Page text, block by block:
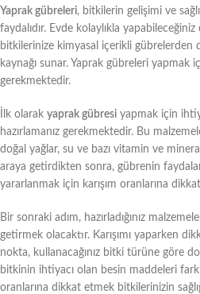
Yaprak gübreleri, bitkilerin gelişimi ve
faydalıdır. Evde kolaylıkla
bitkilerinize kimyasal içerikli gübrelerden
kaynağı sunar. Yaprak gübreleri yapmak
gerekmektedir.
İlk olarak yaprak gübresi yapmak için
hazırlamanız gerekmektedir. Bu
doğal yağlar, su ve bazı vitamin ve
araya getirdikten sonra, gübrenin
yararlanmak için karışım oranlarına
Bir sonraki adım, hazırladığınız
getirmek olacaktır. Karışımı yaparken
nokta, kullanacağınız bitki türüne göre
bitkinin ihtiyacı olan besin maddeleri
oranlarına dikkat etmek bitkilerinizin